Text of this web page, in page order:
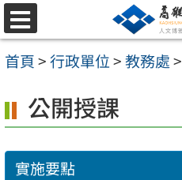
跳
至
主
內
容
選
單
首頁>行政單位>教務處>
公開授課
實施要點